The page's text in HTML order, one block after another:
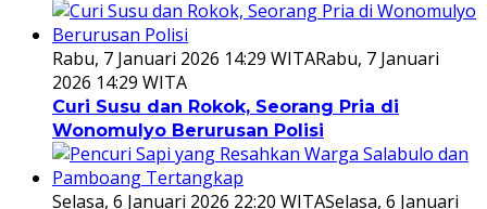
Rabu, 7 Januari 2026 14:29 WITARabu, 7 Januari
2026 14:29 WITA
Curi Susu dan Rokok, Seorang Pria di
Wonomulyo Berurusan Polisi
Selasa, 6 Januari 2026 22:20 WITASelasa, 6 Januari